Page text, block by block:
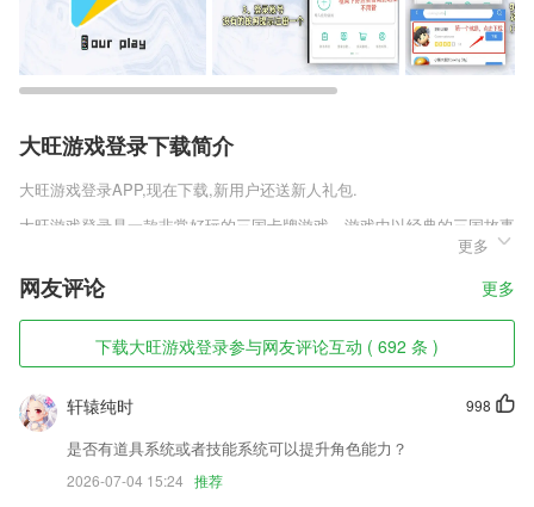
大旺游戏登录下载简介
大旺游戏登录APP,现在下载,新用户还送新人礼包.
大旺游戏登录是一款非常好玩的三国卡牌游戏，游戏中以经典的三国故事
为题材，使用q萌可爱的人物画风给玩家带来了不一样的三国战争，这里
完美的继承许多经典的三国故事，你将会跟随着这些剧情的冒险经历着非
常激烈的战斗。
大旺游戏登录软件特色
1,赋能园区运营,提供增值服务,增强上下游产业信息化了解更多
2,很多美图的功能都能够使用，无论是一键美白和磨皮，还是瘦脸大眼祛
斑等等都能够使用；
3,【互动交际教学】北美外教视频互动，自然交流；引导学生深度思考，
加深理解。
更多
网友评论 更多
下载大旺游戏登录参与网友评论互动 ( 692 条 )
998
轩辕纯时
是否有道具系统或者技能系统可以提升角色能力？
2026-07-04 15:24 推荐